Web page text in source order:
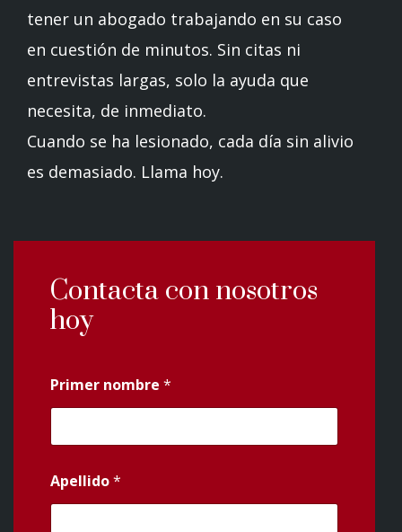
tener un abogado trabajando en su caso
en cuestión de minutos. Sin citas ni
entrevistas largas, solo la ayuda que
necesita, de inmediato.
Cuando se ha lesionado, cada día sin alivio
es demasiado. Llama hoy.
Contacta con nosotros
hoy
Primer nombre *
Apellido*